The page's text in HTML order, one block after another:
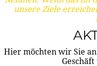
unsere Ziele
Hier möchten wir Sie